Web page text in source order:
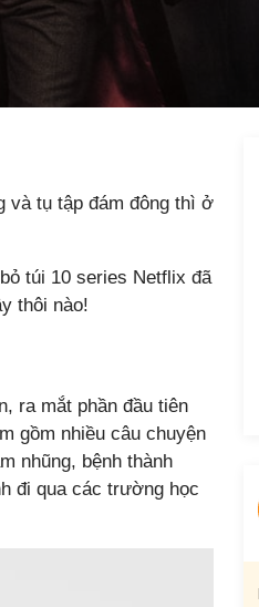
và tụ tập đám đông thì ở
túi 10 series Netflix đã
thôi nào!
ra mắt phần đầu tiên
gồm nhiều câu chuyện
nhũng, bệnh thành
đi qua các trường học